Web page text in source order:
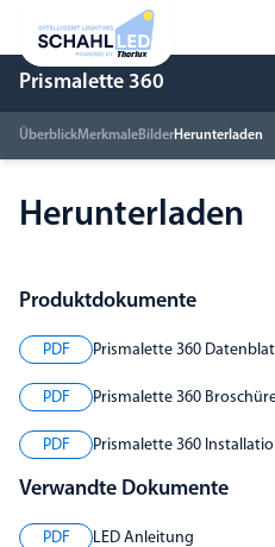
Prismalette 360
ÜberblickMerkmaleBilderHerunterladen
Herunterladen
Produktdokumente
PDF Prismalette 360
PDF Prismalette 360
PDF Prismalette 360
Verwandte Dokumente
PDF LED Anleitung